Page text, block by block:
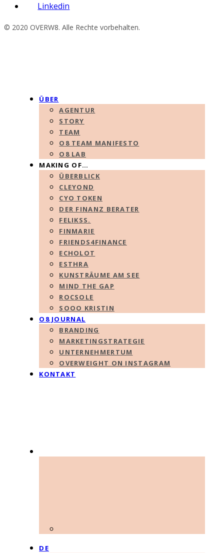
Linkedin
© 2020 OVERW8. Alle Rechte vorbehalten.
ÜBER
AGENTUR
STORY
TEAM
O8 TEAM MANIFESTO
O8 LAB
MAKING OF…
ÜBERBLICK
CLEYOND
CYO TOKEN
DER FINANZ BERATER
FELIKSS.
FINMARIE
FRIENDS4FINANCE
ECHOLOT
ESTHRA
KUNSTRÄUME AM SEE
MIND THE GAP
ROCSOLE
SOOO KRISTIN
O8 JOURNAL
BRANDING
MARKETINGSTRATEGIE
UNTERNEHMERTUM
OVERWEIGHT ON INSTAGRAM
KONTAKT
DE